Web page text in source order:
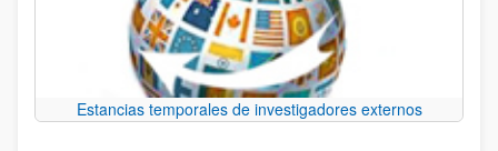
Estancias temporales de investigadores externos